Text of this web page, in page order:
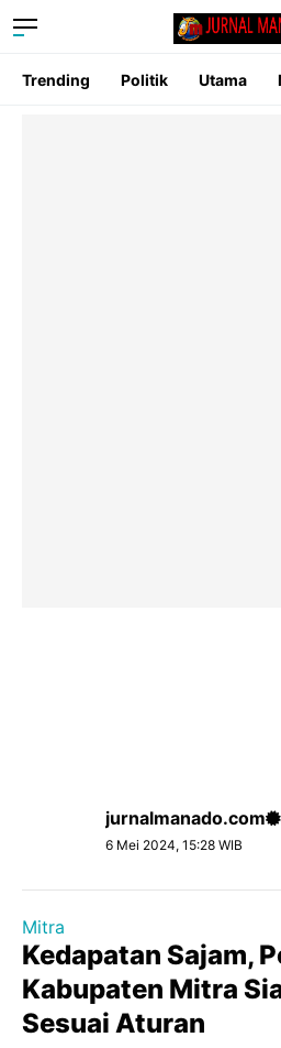
Trending Politik Utama
jurnalmanado.com
6 Mei 2024, 15:28 WIB
Mitra
Kedapatan Sajam,
Kabupaten Mitra
Sesuai Aturan